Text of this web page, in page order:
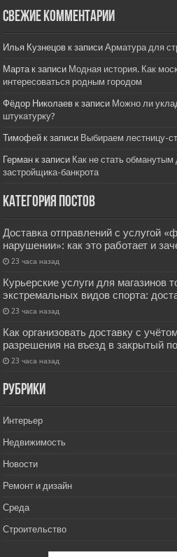
Свежие комментарии
Илья Кузнецов к записиАрматура для
Мартак записи Модная история. Как
интересоваться родным городом
Фёдор Николаев к записи Можно ли
штукатурку?
Тимофей к записи Выбираем лестницу-
Герман к записи Как не стать
застройщика-банкрота
Категория постов
Доставка отправлений с услугой
нарушении»: как это работает и
23 часа назад
Курьерские услуги для магазинов
экстремальных видов спорта:
23 часа назад
Как организовать доставку с
разрешения на въезд в закрытый
23 часа назад
РУбрики
Интерьер
Недвижимость
Новости
Ремонт и дизайн
Среда
Строительство